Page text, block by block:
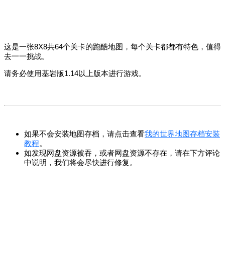
这是一张8X8共64个关卡的跑酷地图，每个关卡都都有特色，值得
去一一挑战。
请务必使用基岩版1.14以上版本进行游戏。
如果不会安装地图存档，请点击查看我的世界地图存档安装
教程。
如发现网盘资源被吞，或者网盘资源不存在，请在下方评论
中说明，我们将会尽快进行修复。